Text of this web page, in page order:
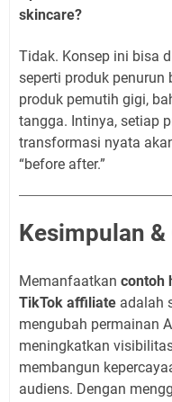
skincare?
Tidak. Konsep ini bisa
seperti produk penurun
produk pemutih gigi,
tangga. Intinya, setiap
transformasi nyata
“before after.”
Kesimpulan
Memanfaatkan contoh
TikTok affiliate adalah
mengubah permainan
meningkatkan
membangun
audiens. Dengan